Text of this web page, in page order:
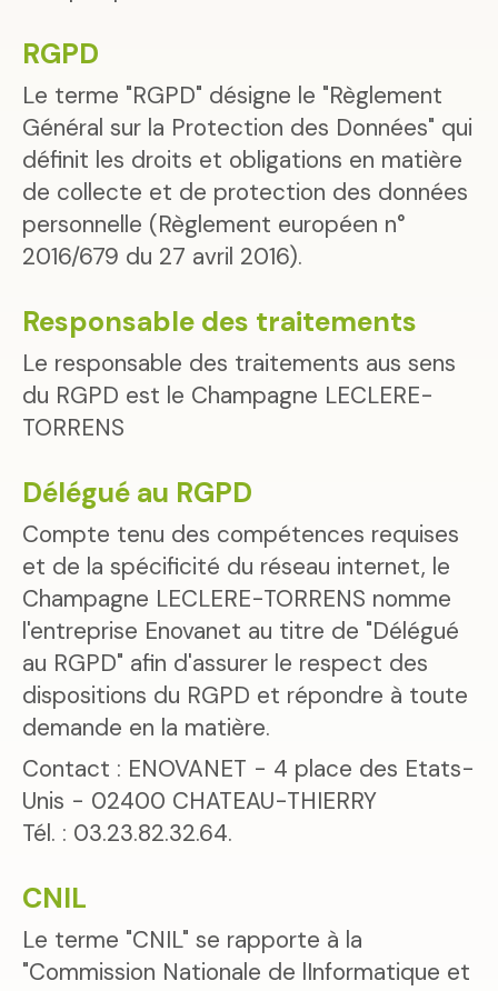
RGPD
Le terme "RGPD" désigne le "Règlement
Général sur la Protection des Données" qui
définit les droits et obligations en matière
de collecte et de protection des données
personnelle (Règlement européen n°
2016/679 du 27 avril 2016).
Responsable des traitements
Le responsable des traitements aus sens
du RGPD est le Champagne LECLERE-
TORRENS
Délégué au RGPD
Compte tenu des compétences requises
et de la spécificité du réseau internet, le
Champagne LECLERE-TORRENS nomme
l'entreprise Enovanet au titre de "Délégué
au RGPD" afin d'assurer le respect des
dispositions du RGPD et répondre à toute
demande en la matière.
Contact : ENOVANET - 4 place des Etats-
Unis - 02400 CHATEAU-THIERRY
Tél. : 03.23.82.32.64.
CNIL
Le terme "CNIL" se rapporte à la
"Commission Nationale de lInformatique et